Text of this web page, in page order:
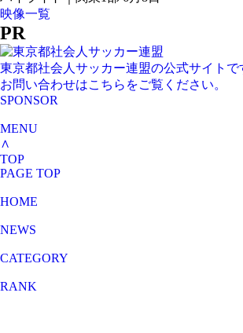
映像一覧
PR
東京都社会人サッカー連盟の公式サイトで
お問い合わせはこちらをご覧ください。
SPONSOR
MENU
∧
TOP
PAGE TOP
HOME
NEWS
CATEGORY
RANK